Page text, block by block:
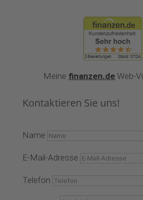
Meine finanzen.de Web-
Kontaktieren Sie uns!
Name
E-Mail-Adresse
Telefon